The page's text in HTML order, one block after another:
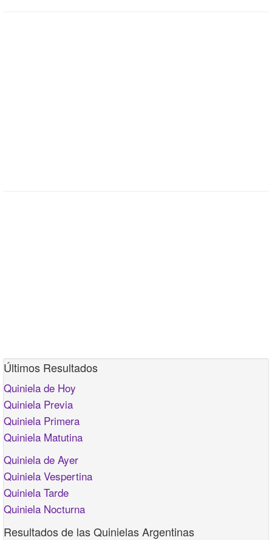
Últimos Resultados
Quiniela de Hoy
Quiniela Previa
Quiniela Primera
Quiniela Matutina
Quiniela de Ayer
Quiniela Vespertina
Quiniela Tarde
Quiniela Nocturna
Resultados de las Quinielas Argentinas